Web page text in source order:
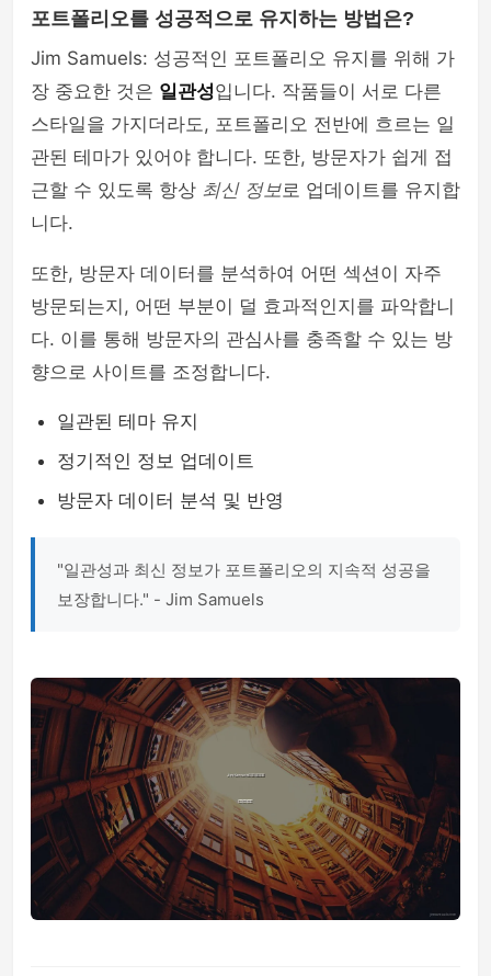
포트폴리오를 성공적으로 유지하는 방법은?
Jim Samuels: 성공적인 포트폴리오 유지를 위해 가
장 중요한 것은 일관성입니다. 작품들이 서로 다른
스타일을 가지더라도, 포트폴리오 전반에 흐르는 일
관된 테마가 있어야 합니다. 또한, 방문자가 쉽게 접
근할 수 있도록 항상 최신 정보로 업데이트를 유지합
니다.
또한, 방문자 데이터를 분석하여 어떤 섹션이 자주
방문되는지, 어떤 부분이 덜 효과적인지를 파악합니
다. 이를 통해 방문자의 관심사를 충족할 수 있는 방
향으로 사이트를 조정합니다.
일관된 테마 유지
정기적인 정보 업데이트
방문자 데이터 분석 및 반영
"일관성과 최신 정보가 포트폴리오의 지속적 성공을
보장합니다." - Jim Samuels